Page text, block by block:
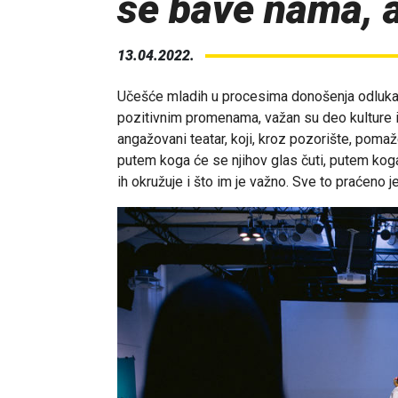
13.04.2022.
Učešće mladih u procesima donošenja
pozitivnim promenama, važan su deo
angažovani teatar, koji, kroz pozorište,
putem koga će se njihov glas čuti, putem
ih okružuje i što im je važno. Sve to praćeno